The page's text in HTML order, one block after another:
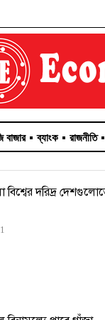
বাজার ব্যাংক রাজনীতি
দরিদ্র